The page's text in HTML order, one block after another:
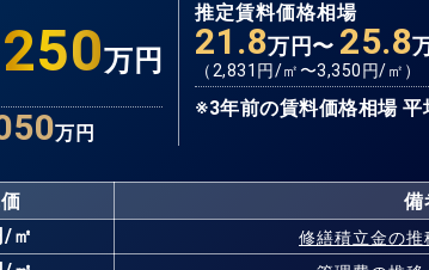
万円
万円
推定賃料価格相場
21.8万円〜 25.8
（ 2,831 円/㎡〜3,350円/㎡）
※3年前の賃料価格相場 平
備
㎡ 修繕積立金の推